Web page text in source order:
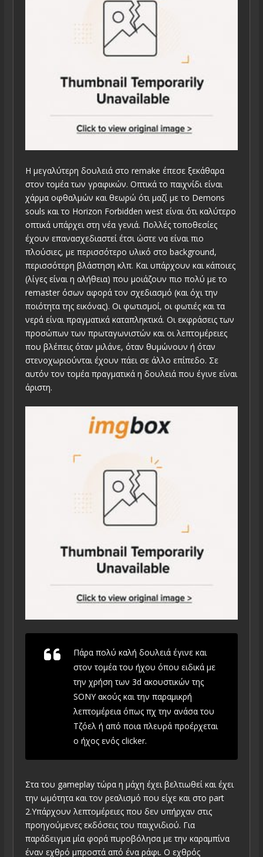
Η μεγαλύτερη δουλειά στο remake έπεσε ξεκάθαρα
στον τομέα των γραφικών. Οπτικά το παιχνίδι είναι
χάρμα οφθαλμών και θεωρώ ότι μαζί με το Demons
souls και το Horizon Forbidden west είναι ότι καλύτερο
οπτικά υπάρχει στη νέα γενιά. Πολλές τοποθεσίες
έχουν επανασχεδιαστεί έτσι ώστε να είναι πιο
πλούσιες, με περισσότερο υλικό στο background,
περισσότερη βλάστηση κλπ. Και υπάρχουν και κάποιες
(λίγες είναι η αλήθεια) που μοιάζουν πιο πολύ με το
remaster όσων αφορά τον σχεδιασμό (και όχι την
ποιότητα της εικόνας). Οι φωτισμοί, οι φωτιές και τα
νερά είναι πραγματικά καταπληκτικά. Οι εκφράσεις των
προσώπων των πρωταγωνιστών και οι λεπτομέρειες
που βλέπεις όταν μιλάνε, όταν θυμώνουν ή όταν
στενοχωριούνται έχουν πάει σε άλλο επίπεδο. Σε
αυτόν τον τομέα πραγματικά η δουλειά που έγινε είναι
άριστη.
Πάρα πολύ καλή δουλειά έγινε και
στον τομέα του ήχου όπου ειδικά με
την χρήση των 3d ακουστικών της
SONY ακούς και την παραμικρή
λεπτομέρεια όπως πχ την ανάσα του
Τζόελ ή από ποια πλευρά προέρχεται
ο ήχος ενός clicker.
Στα του gameplay τώρα η μάχη έχει βελτιωθεί και έχει
την ωμότητα και τον ρεαλισμό που είχε και στο part
2.Υπάρχουν λεπτομέρειες που δεν υπήρχαν στις
προηγούμενες εκδόσεις του παιχνιδιού. Για
παράδειγμα μία φορά πυροβόλησα με την καραμπίνα
έναν εχθρό μπροστά από ένα ράφι. Ο εχθρός